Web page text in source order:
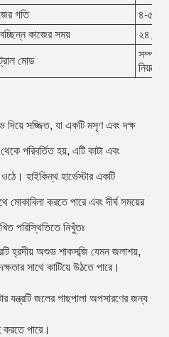
গতি
৪-৫
কাজের সময় ২৪ ঘন্টা
মোড
সম্পূর্ণ
নিয়ন্ত্রণ
দিয়ে সজ্জিত, যা একটি মসৃণ এবং দক্ষ
পরিবর্তিত হয়, এটি কাটা এবং
হাইকিন্থ হার্ভেস্টার একটি
মোকাবিলা করতে পারে এবং দীর্ঘ সময়ের
পরিস্থিতিতে নিখুঁতঃ
হ্রদীয় অশুভ শাকসব্জি যেমন জলাশয়,
সাথে কাটিয়ে উঠতে পারে।
যন্ত্রটি জলের গাছপালা অপসারণের জন্য
করতে পারে।